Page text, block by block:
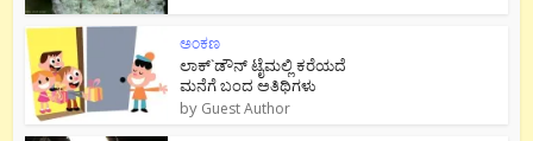
ಅಂಕಣ
ಲಾಕ್`ಡೌನ್ ಟೈಮಲ್ಲಿ ಕರೆಯದೆ
ಮನೆಗೆ ಬಂದ ಅತಿಥಿಗಳು
by Guest Author